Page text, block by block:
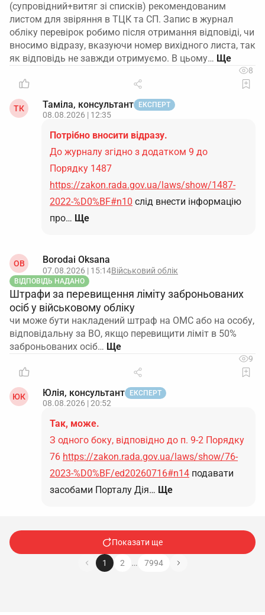
(супровідний+витяг зі списків) рекомендованим
листом для звіряння в ТЦК та СП. Запис в журнал
обліку перевірок робимо після отримання відповіді, чи
вносимо відразу, вказуючи номер вихідного листа, так
як відповідь не завжди отримуємо. В цьому…
8
ТК Таміла, консультант ЕКСПЕРТ
08.08.2026 | 12:35
Потрібно вносити відразу.
До журналу згідно з додатком 9 до
Порядку 1487
https://zakon.rada.gov.ua/laws/show/1487-
2022-%D0%BF#n10 слід внести інформацію
про… Ще
OB Borodai Oksana
07.08.2026 | 15:14Військовий облік
ВІДПОВІДЬ НАДАНО
Штрафи за перевищення ліміту заброньованих
осіб у військовому обліку
чи може бути накладений штраф на ОМС або на особу,
відповідальну за ВО, якщо перевищити ліміт в 50%
заброньованих осіб…
9
ЮК Юлія, консультант ЕКСПЕРТ
08.08.2026 | 20:52
Так, може.
З одного боку, відповідно до п. 9-2 Порядку
76 https://zakon.rada.gov.ua/laws/show/76-
2023-%D0%BF/ed20260716#n14 подавати
засобами Порталу Дія… Ще
Показати ще
1 2 … 7994